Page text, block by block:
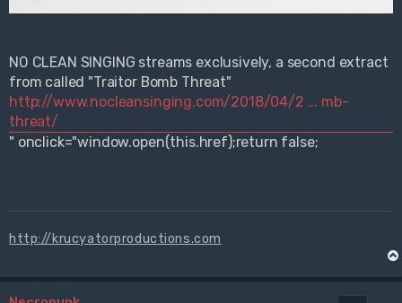
NO CLEAN SINGING streams exclusively, a second extract
from called "Traitor Bomb Threat"
http://www.nocleansinging.com/2018/04/2 ... mb-
threat/
" onclick="window.open(this.href);return false;
http://krucyatorproductions.com